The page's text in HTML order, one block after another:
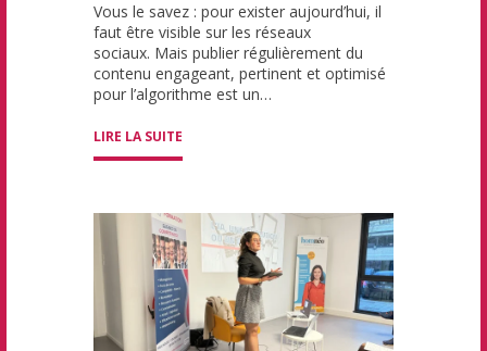
Vous le savez : pour exister aujourd’hui, il
faut être visible sur les réseaux
sociaux. Mais publier régulièrement du
contenu engageant, pertinent et optimisé
pour l’algorithme est un…
LIRE LA SUITE